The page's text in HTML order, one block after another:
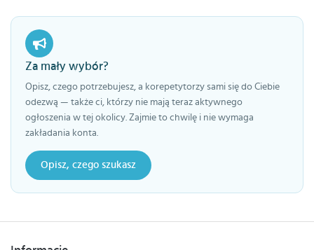
Za mały wybór?
Opisz, czego potrzebujesz, a korepetytorzy sami się do Ciebie
odezwą — także ci, którzy nie mają teraz aktywnego
ogłoszenia w tej okolicy. Zajmie to chwilę i nie wymaga
zakładania konta.
Opisz, czego szukasz